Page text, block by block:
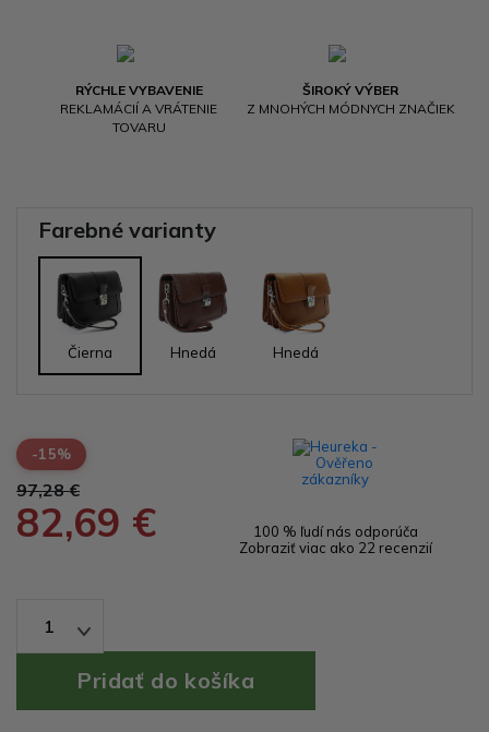
RÝCHLE VYBAVENIE
REKLAMÁCIÍ A VRÁTENIE
TOVARU
ŠIROKÝ VÝBER
Z MNOHÝCH MÓDNYCH ZNAČIEK
Farebné varianty
Čierna Hnedá Hnedá
-15%
97,28 €
82,69 €
100 % ľudí nás odporúča
Zobraziť viac ako 22 recenzií
1